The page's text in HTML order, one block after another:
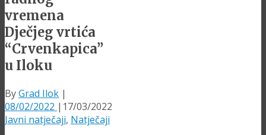
vremena
Dječjeg vrtića
“Crvenkapica”
u Iloku
ByGrad Ilok |
08/02/2022 | 17/03/2022
Javni natječaji, Natječaji